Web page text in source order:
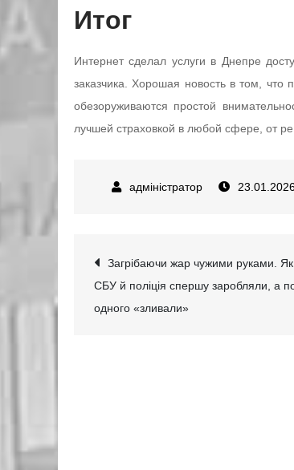
Итог
Интернет сделал услуги в Днепре
заказчика. Хорошая новость в том,
обезоруживаются простой
лучшей страховкой в любой сфере, от
Навігація
записів
Загрібаючи жар чужими руками. Як
СБУ й поліція спершу заробляли, а
одного «зливали»